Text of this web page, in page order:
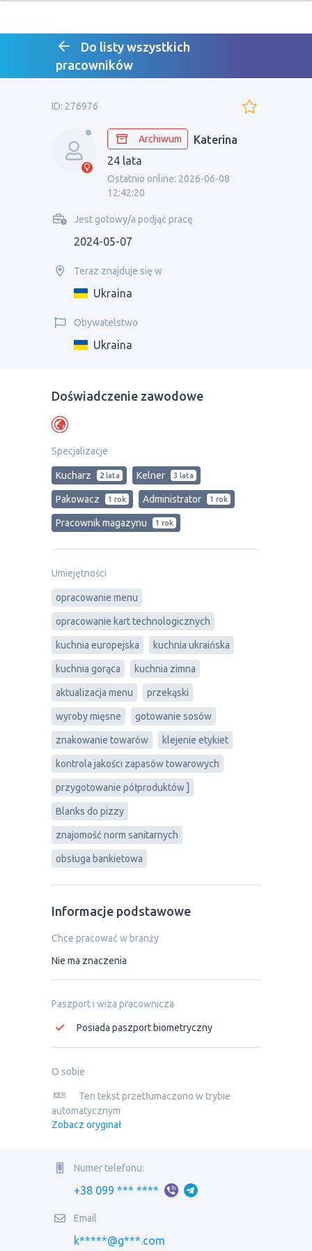
Do listy wszystkich
pracowników
ID: 276976
Archiwum
Katerina
24 lata
Ostatnio online: 2026-06-08
12:42:20
Jest gotowy/a podjąć pracę
2024-05-07
Teraz znajduje się w
Ukraina
Obywatelstwo
Ukraina
Doświadczenie zawodowe
Specjalizacje
Kucharz 2 lata Kelner 3 lata
Pakowacz 1 rok Administrator 1 rok
Рracownik magazynu 1 rok
Umiejętności
opracowanie menu
opracowanie kart technologicznych
kuchnia europejska kuchnia ukraińska
kuchnia gorąca kuchnia zimna
aktualizacja menu przekąski
wyroby mięsne gotowanie sosów
znakowanie towarów klejenie etykiet
kontrola jakości zapasów towarowych
przygotowanie półproduktów ]
Blanks do pizzy
znajomość norm sanitarnych
obsługa bankietowa
Informacje podstawowe
Chce pracować w branży
Nie ma znaczenia
Paszport i wiza pracownicza
Posiada paszport biometryczny
O sobie
Ten tekst przetłumaczono w trybie
automatycznym
Zobacz oryginał
Numer telefonu:
+38 099 *** ****
Email
k*****@g***.com